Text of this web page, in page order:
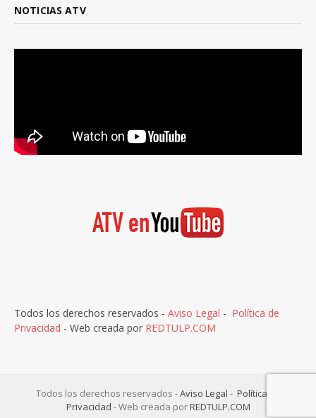
NOTICIAS ATV
Todos los derechos reservados - Aviso Legal - Política de
Privacidad - Web creada por REDTULP.COM
Todos los derechos reservados -Aviso Legal - Política de
Privacidad - Web creada porREDTULP.COM